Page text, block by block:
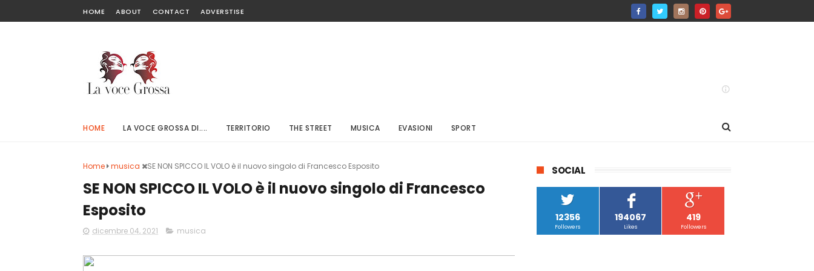
HOME ABOUT CONTACT ADVERSTISE
HOME LA VOCE GROSSA DI.... TERRITORIO THE STREET MUSICA EVASIONI SPORT
Home musica SE NON SPICCO IL VOLO è il nuovo singolo di Francesco Esposito
SE NON SPICCO IL VOLO è il nuovo singolo di Francesco
Esposito
dicembre 04, 2021 musica
SOCIAL
12356
Followers
194067
Likes
419
Followers